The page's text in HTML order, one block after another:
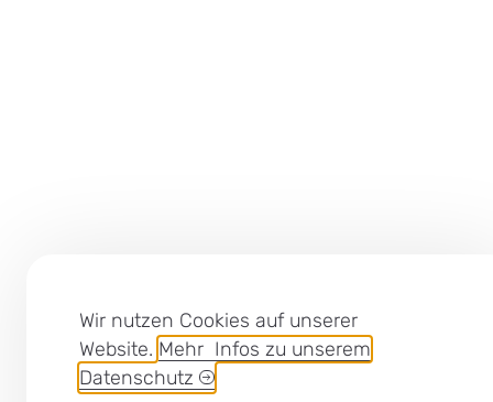
Wir nutzen Cookies auf unserer
Website. Mehr Infos zu unserem
Datenschutz